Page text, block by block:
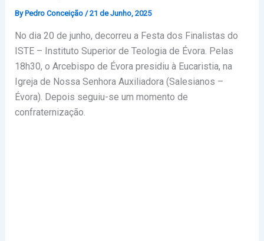
By Pedro Conceição /21 de Junho, 2025
No dia 20 de junho, decorreu a Festa dos Finalistas do
ISTE – Instituto Superior de Teologia de Évora. Pelas
18h30, o Arcebispo de Évora presidiu à Eucaristia, na
Igreja de Nossa Senhora Auxiliadora (Salesianos –
Évora). Depois seguiu-se um momento de
confraternização.